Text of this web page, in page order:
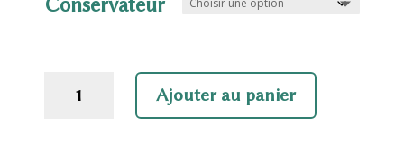
14,00 €
Ajouter au panier